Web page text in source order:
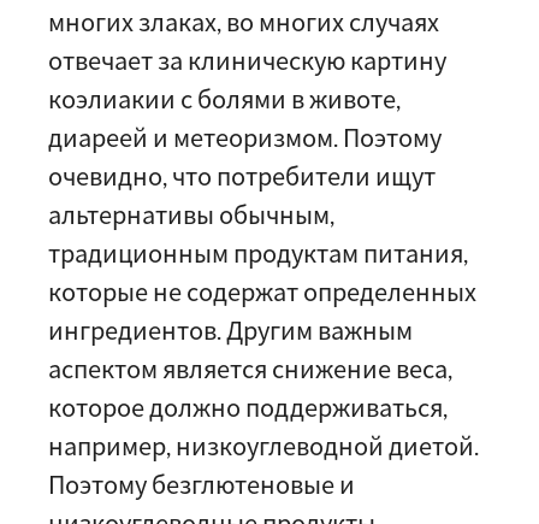
многих злаках, во многих случаях
отвечает за клиническую картину
коэлиакии с болями в животе,
диареей и метеоризмом. Поэтому
очевидно, что потребители ищут
альтернативы обычным,
традиционным продуктам питания,
которые не содержат определенных
ингредиентов. Другим важным
аспектом является снижение веса,
которое должно поддерживаться,
например, низкоуглеводной диетой.
Поэтому безглютеновые и